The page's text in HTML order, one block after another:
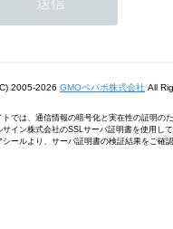
2005-2026 GMOペパボ株式会社 All
トでは、通信情報の暗号化と実在性の証明の
サイン株式会社のSSLサーバ証明書を使用し
シールより、サーバ証明書の検証結果をご確認